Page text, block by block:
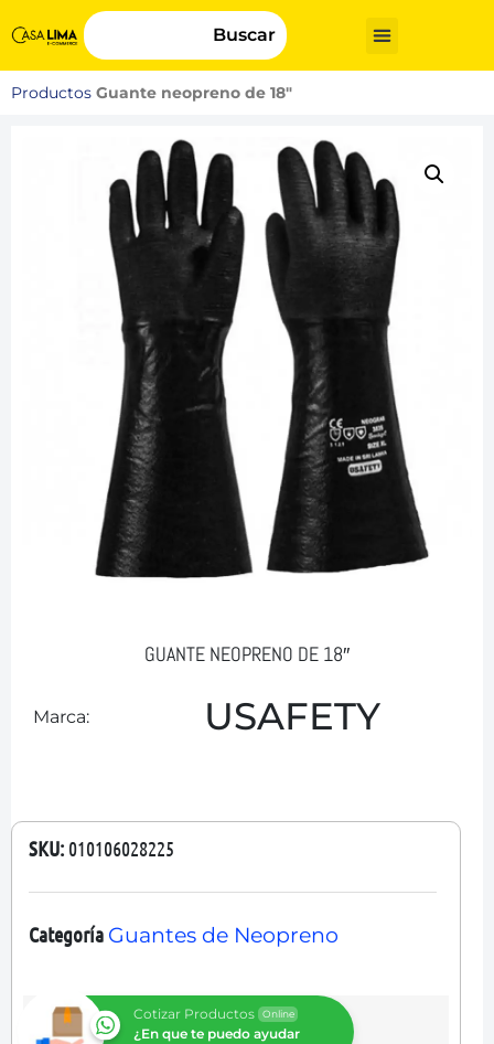
Buscar
Productos Guante neopreno de 18″
GUANTE NEOPRENO DE 18″
Marca: USAFETY
SKU: 010106028225
Categoría Guantes de Neopreno
Cotizar Productos Online
¿En que te puedo ayudar